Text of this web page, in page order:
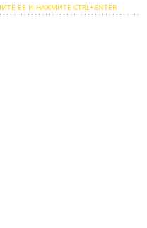
ЕЕ И НАЖМИТЕ CTRL+ENTER